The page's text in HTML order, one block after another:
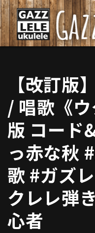
【改訂版
/ 唱歌《
版 コード
っ赤な秋
歌 #ガズ
クレレ弾
心者